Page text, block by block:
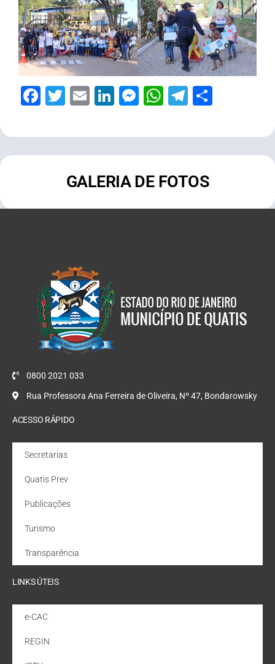
Facebook
Twitter
EmailLinkedIn
Messenger
WhatsApp
Telegram
GALERIA DE FOTOS
0800 2021 033
Rua Professora Ana Ferreira de Oliveira, Nº 47, Bondarowsky
ACESSO RÁPIDO
Secretarias
Quatis Prev
Publicações
Turismo
Transparência
LINKS ÚTEIS
e-CAC
REGIN